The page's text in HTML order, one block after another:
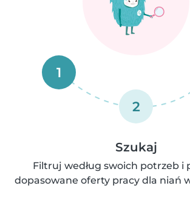
1
2
Szukaj
Filtruj według swoich potrzeb i
dopasowane oferty pracy dla niań